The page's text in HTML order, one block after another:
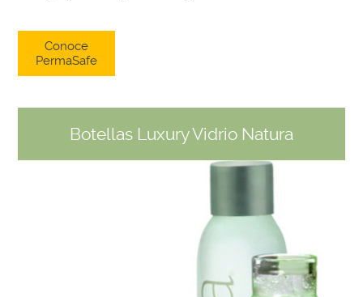
Conoce
PermaSafe
Botellas Luxury Vidrio Natura